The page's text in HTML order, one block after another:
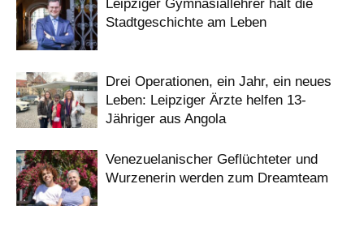
Leipziger Gymnasiallehrer hält die
Stadtgeschichte am Leben
Drei Operationen, ein Jahr, ein neues
Leben: Leipziger Ärzte helfen 13-
Jähriger aus Angola
Venezuelanischer Geflüchteter und
Wurzenerin werden zum Dreamteam